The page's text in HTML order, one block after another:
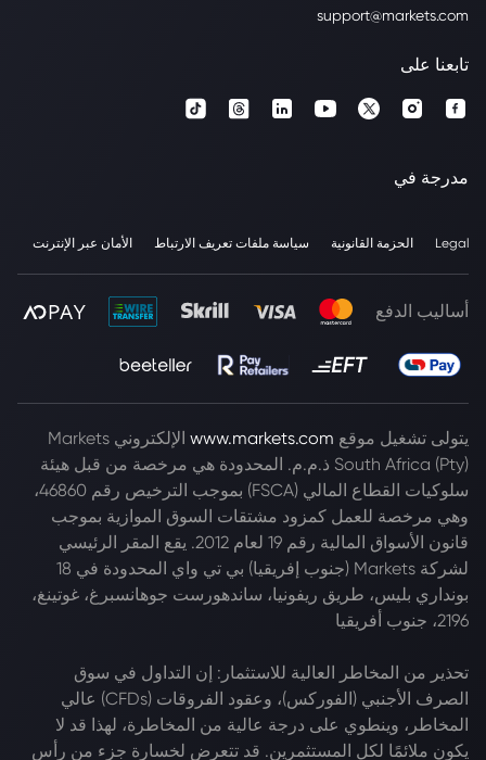
support@markets.com
تابعنا على
مدرجة في
Legal الحزمة القانونية سياسة ملفات تعريف الارتباط الأمان عبر الإنترنت
أساليب الدفع
يتولى تشغيل موقع www.markets.com
الإلكتروني Markets
South Africa (Pty) ذ.م.م. المحدودة هي مرخصة من قبل هيئة
سلوكيات القطاع المالي (FSCA) بموجب الترخيص رقم 46860،
وهي مرخصة للعمل كمزود مشتقات السوق الموازية بموجب
قانون الأسواق المالية رقم 19 لعام 2012. يقع المقر الرئيسي
لشركة Markets (جنوب إفريقيا) بي تي واي المحدودة في 18
بونداري بليس، طريق ريفونيا، ساندهورست جوهانسبرغ، غوتينغ،
2196، جنوب أفريقيا
تحذير من المخاطر العالية للاستثمار: إن التداول في سوق
الصرف الأجنبي (الفوركس)، وعقود الفروقات (CFDs) عالي
المخاطر، وينطوي على درجة عالية من المخاطرة، لهذا قد لا
يكون ملائمًا لكل المستثمرين. قد تتعرض لخسارة جزء من رأس